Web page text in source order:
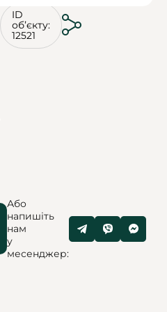
ID
обʼєкту:
12521
Або
напишіть
нам
у
месенджер: